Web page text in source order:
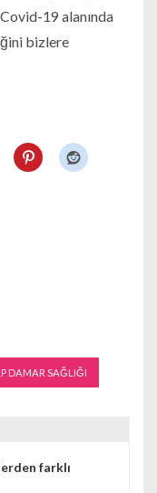
19 alanında
bizlere
DAMAR SAĞLIĞI
farklı